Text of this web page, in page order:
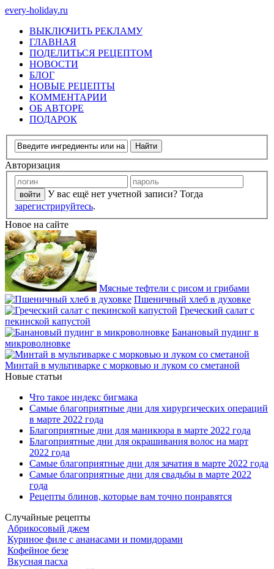
every-holiday.ru
ВЫКЛЮЧИТЬ РЕКЛАМУ
ГЛАВНАЯ
ПОДЕЛИТЬСЯ РЕЦЕПТОМ
НОВОСТИ
БЛОГ
НОВЫЕ РЕЦЕПТЫ
КОММЕНТАРИИ
ОБ АВТОРЕ
ПОДАРОК
Авторизация
У вас ещё нет учетной записи? Тогда
зарегистрируйтесь.
Новое на сайте
Мясные тефтели с рисом и грибами
Пшеничный хлеб в духовке
Греческий салат с
пекинской капустой
Банановый пудинг в
микроволновке
Минтай в мультиварке с морковью и луком со сметаной
Новые статьи
Что такое индекс бигмака
Самые благоприятные дни для хирургических операций
в марте 2022 года
Благоприятные дни для маникюра в марте 2022 года
Благоприятные дни для окрашивания волос на март
2022 года
Самые благоприятные дни для зачатия в марте 2022 года
Самые благоприятные дни для свадьбы в марте 2022
года
Рецепты блинов, которые вам точно понравятся
Случайные рецепты
Абрикосовый джем
Куриное филе с ананасами и помидорами
Кофейное безе
Вкусная пасха